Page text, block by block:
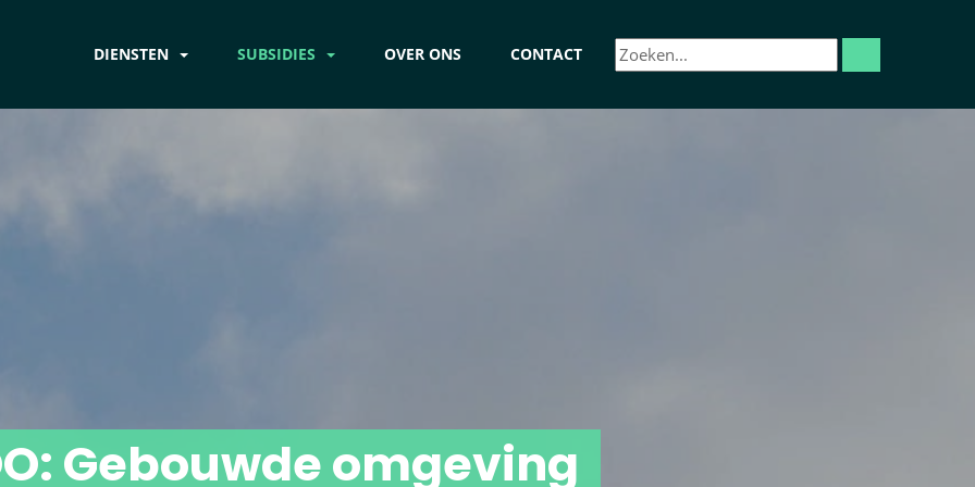
DIENSTEN SUBSIDIES OVER ONS CONTACT
Gebouwde omgeving